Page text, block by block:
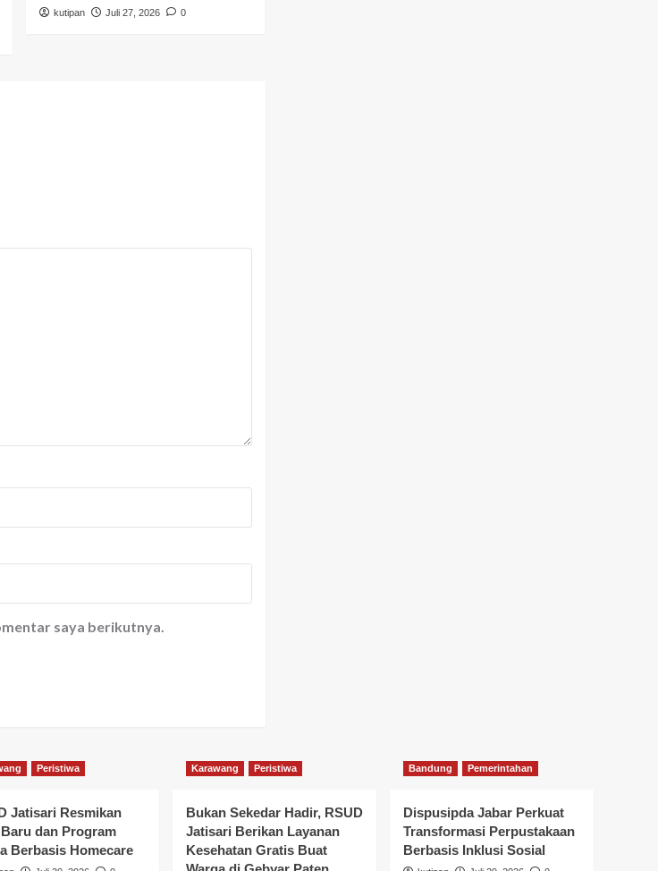
kutipan Juli 27, 2026 0
saya berikutnya.
Peristiwa
Jatisari Resmikan
dan Program
Berbasis Homecare
Karawang Peristiwa
Bukan Sekedar Hadir, RSUD
Jatisari Berikan Layanan
Kesehatan Gratis Buat
Bandung Pemerintahan
Dispusipda Jabar Perkuat
Transformasi Perpustakaan
Berbasis Inklusi Sosial